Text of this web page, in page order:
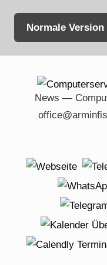
Normale Version
content
News —